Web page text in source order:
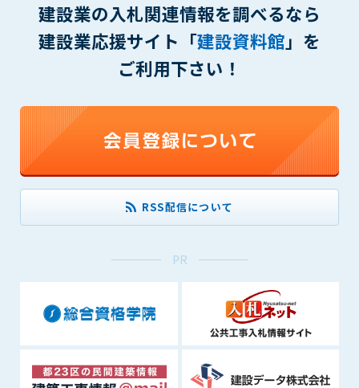
建設業の入札関連情報を調べるなら
建設業応援サイト「建設資料館」を
ご利用下さい！
RSS配信について
PR
(5) 第三者に不利益を与える行為
(6) 管理者が承認していない営利を目的とした行為
(7) 公序良俗に反する行為
(8) 犯罪的行為に結びつく行為
(10) 建設資料館から知り得た情報及びダウンロードした情報
を、営利を目的として第三者に転売し、または転売のため
に第三者に提供すること
管理者は、会員が登録した内容が以下に該当する、またはその
と管理者が、判断した場合
(4) その他、管理者が不適当と判断した場合
第8条（サービスの変更・中止等）
管理者は、会員の承諾なく、本サービス内容の変更(新規追加、
廃止を含み)し、本サービスの運営を中止または廃止することが